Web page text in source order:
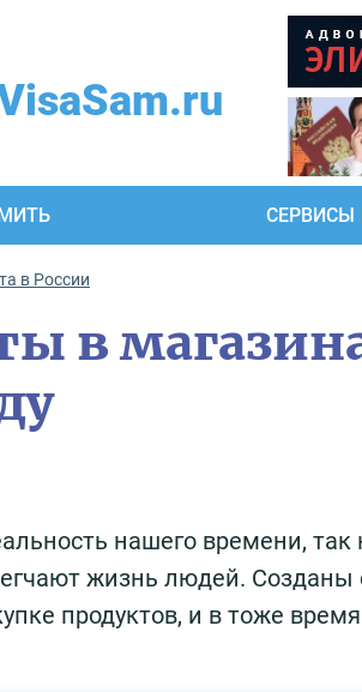
СЕРВИСЫ
в России
в
нашего времени, так
жизнь людей. Созданы
продуктов, и в тоже